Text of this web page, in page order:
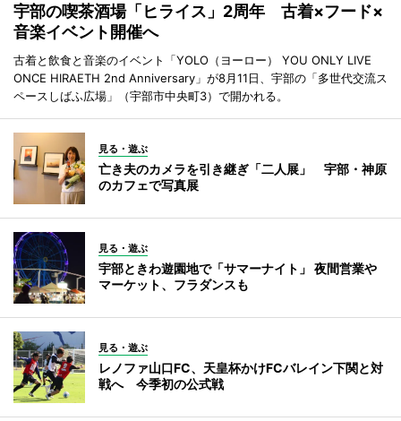
宇部の喫茶酒場「ヒライス」2周年 古着×フード×
音楽イベント開催へ
古着と飲食と音楽のイベント「YOLO（ヨーロー） YOU ONLY LIVE
ONCE HIRAETH 2nd Anniversary」が8月11日、宇部の「多世代交流ス
ペースしばふ広場」（宇部市中央町3）で開かれる。
見る・遊ぶ
亡き夫のカメラを引き継ぎ「二人展」 宇部・神原
のカフェで写真展
見る・遊ぶ
宇部ときわ遊園地で「サマーナイト」 夜間営業や
マーケット、フラダンスも
見る・遊ぶ
レノファ山口FC、天皇杯かけFCバレイン下関と対
戦へ 今季初の公式戦